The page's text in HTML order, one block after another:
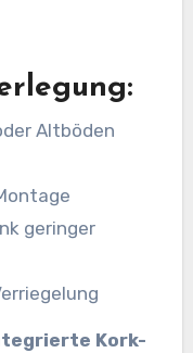
Altböden
geringer
Kork-